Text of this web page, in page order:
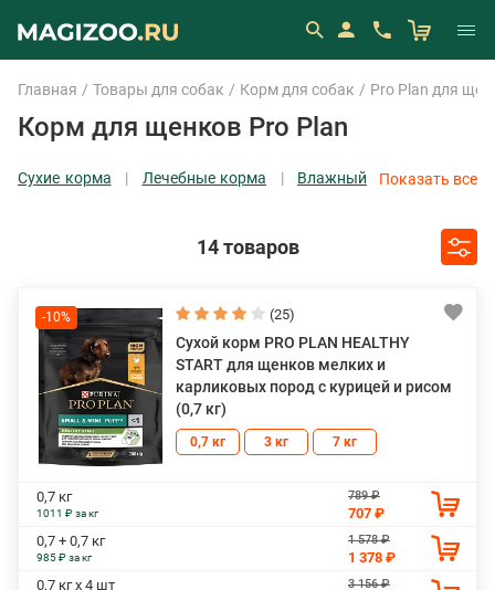
Главная Товары для собак Корм для собак Pro Plan для
Корм для щенков Pro Plan
Сухие корма Лечебные корма
Влажный
Показать все
14 товаров
-10% (25)
Сухой корм PRO PLAN HEALTHY
START для щенков мелких и
карликовых пород с курицей и рисом
(0,7 кг)
0,7 кг 3 кг 7 кг
0,7 кг
1011 ₽ за кг
789 ₽
707 ₽
0,7 + 0,7 кг
985 ₽ за кг
1 578 ₽
1 378 ₽
0,7 кг х 4 шт
3 156 ₽